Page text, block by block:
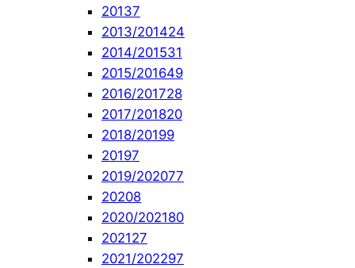
20137
2013/201424
2014/201531
2015/201649
2016/201728
2017/201820
2018/20199
20197
2019/202077
20208
2020/202180
202127
2021/202297